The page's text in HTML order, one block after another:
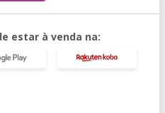
estar à venda na: